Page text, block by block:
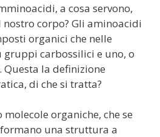
a cosa servono,
corpo? Gli aminoacidi
organici che nelle
gruppi carbossilici e uno, o
la definizione
di che si tratta?
organiche, che se
una struttura a